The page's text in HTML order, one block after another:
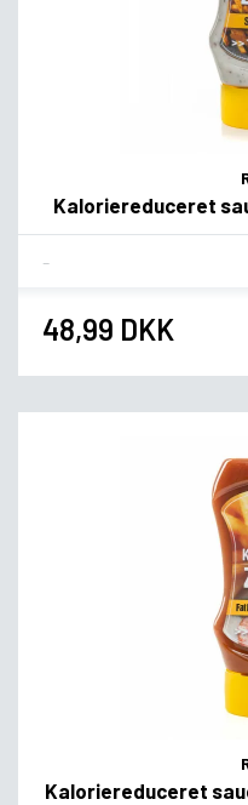
Kaloriereduceret
48,99 DKK
Kaloriereduceret